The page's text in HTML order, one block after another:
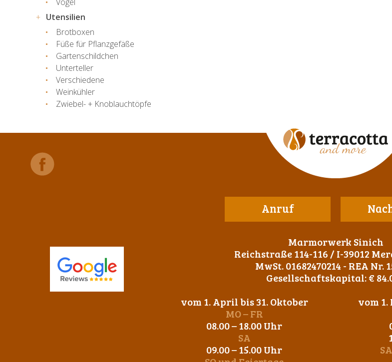
Utensilien
Brotboxen
Füße für Pflanzgefäße
Gartenschildchen
Unterteller
Verschiedene
Weinkühler
Zwiebel- + Knoblauchtöpfe
Anruf
Marmorwerk Sinich
Reichstraße 114-116 / I-39012
MwSt. 01682470214 - REA Nr.
Gesellschaftskapital: €
vom 1. April bis 31. Oktober
MO – FR
08.00 – 18.00 Uhr
SA
09.00 – 15.00 Uhr
vom 1.